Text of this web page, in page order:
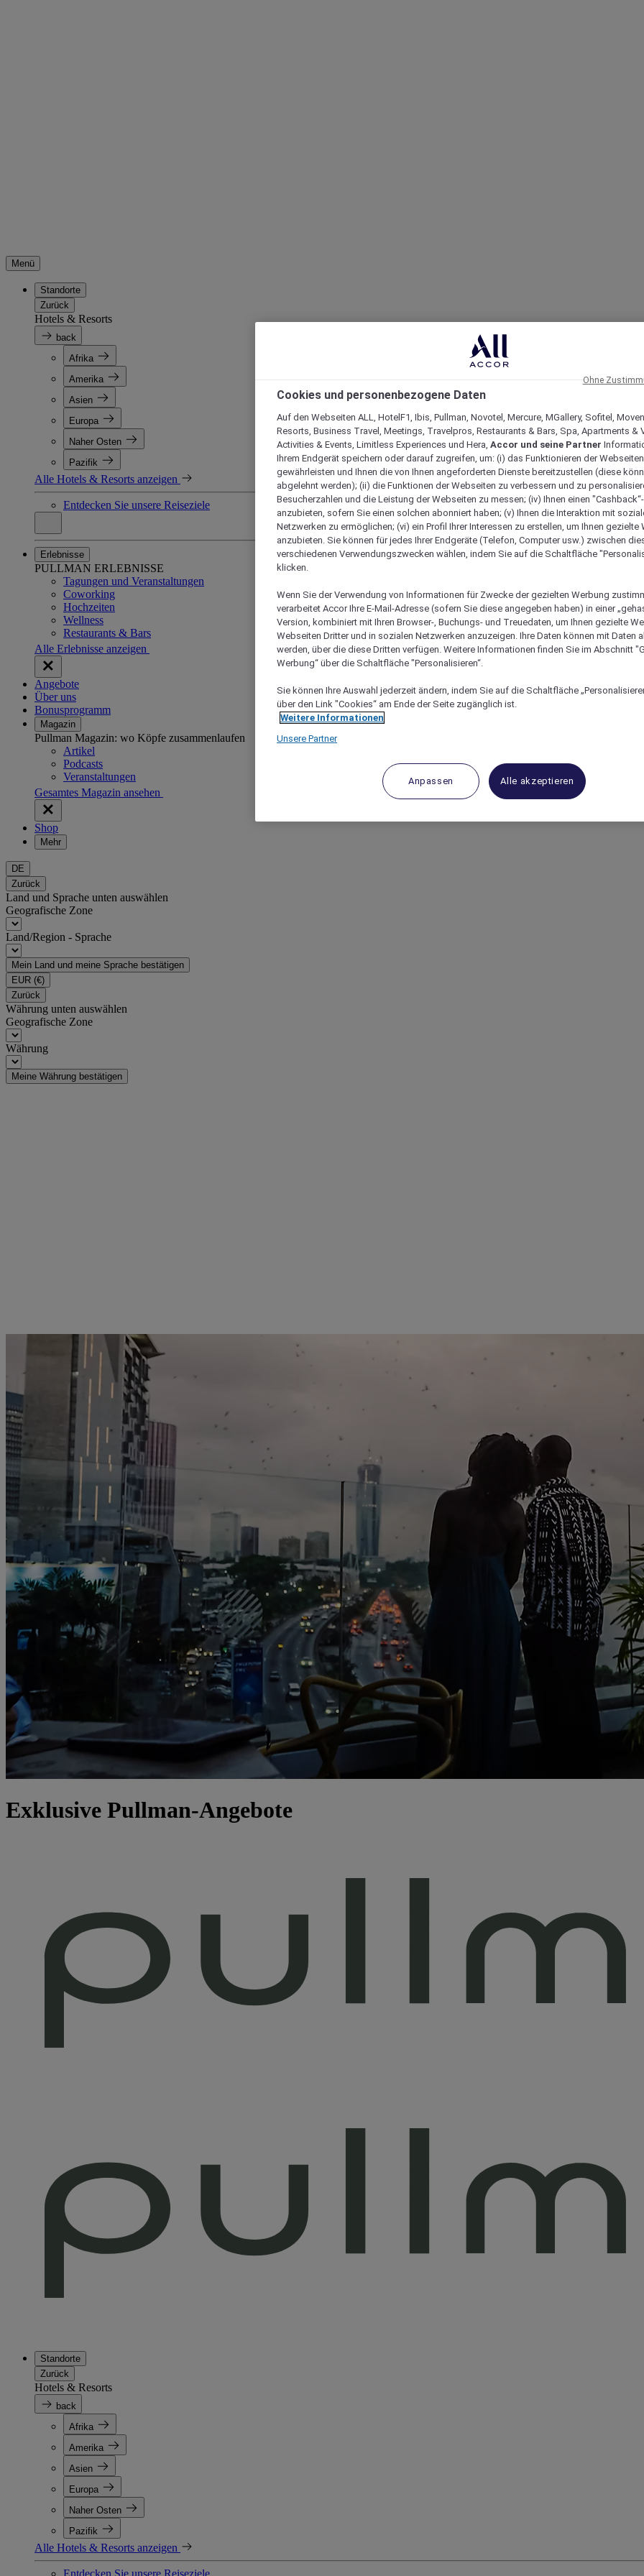
Menü
Standorte
Zurück
Hotels & Resorts
back
Afrika
Amerika
Asien
Europa
Naher Osten
Pazifik
Alle Hotels & Resorts anzeigen
Entdecken Sie unsere Reiseziele
Erlebnisse
PULLMAN ERLEBNISSE
Tagungen und Veranstaltungen
Coworking
Hochzeiten
Wellness
Restaurants & Bars
Alle Erlebnisse anzeigen
Angebote
Über uns
Bonusprogramm
Magazin
Pullman Magazin: wo Köpfe zusammenlaufen
Artikel
Podcasts
Veranstaltungen
Gesamtes Magazin ansehen
Shop
Mehr
DE
Zurück
Land und Sprache unten auswählen
Geografische Zone
Land/Region - Sprache
Mein Land und meine Sprache bestätigen
EUR (€)
Zurück
Währung unten auswählen
Geografische Zone
Währung
Meine Währung bestätigen
Exklusive Pullman-Angebote
Standorte
Zurück
Hotels & Resorts
back
Afrika
Amerika
Asien
Europa
Naher Osten
Pazifik
Alle Hotels & Resorts anzeigen
Entdecken Sie unsere Reiseziele
Cookies und personenbezogene Daten
Auf den Webseiten ALL, HotelF1, Ibis, Pullman, Novotel, Mercure, MGallery, Sofitel,
Resorts, Business Travel, Meetings, Travelpros, Restaurants & Bars, Spa, Apartments &
Activities & Events, Limitless Experiences und Hera, Accor und seine Partner
Ihrem Endgerät speichern oder darauf zugreifen, um: (i) das Funktionieren der
gewährleisten und Ihnen die von Ihnen angeforderten Dienste bereitzustellen (diese
abgelehnt werden); (ii) die Funktionen der Webseiten zu verbessern und zu
Besucherzahlen und die Leistung der Webseiten zu messen; (iv) Ihnen einen
anzubieten, sofern Sie einen solchen abonniert haben; (v) Ihnen die Interaktion mit
Netzwerken zu ermöglichen; (vi) ein Profil Ihrer Interessen zu erstellen, um Ihnen gezielte
anzubieten. Sie können für jedes Ihrer Endgeräte (Telefon, Computer usw.) zwischen
verschiedenen Verwendungszwecken wählen, indem Sie auf die Schaltfläche
klicken.
Wenn Sie der Verwendung von Informationen für Zwecke der gezielten Werbung
verarbeitet Accor Ihre E-Mail-Adresse (sofern Sie diese angegeben haben) in einer
Version, kombiniert mit Ihren Browser-, Buchungs- und Treuedaten, um Ihnen gezielte
Webseiten Dritter und in sozialen Netzwerken anzuzeigen. Ihre Daten können mit Daten
werden, über die diese Dritten verfügen. Weitere Informationen finden Sie im Abschnitt
Werbung“ über die Schaltfläche "Personalisieren“.
Sie können Ihre Auswahl jederzeit ändern, indem Sie auf die Schaltfläche
über den Link "Cookies“ am Ende der Seite zugänglich ist.
Weitere Informationen
Unsere Partner
Anpassen Alle akzeptieren
Ohne